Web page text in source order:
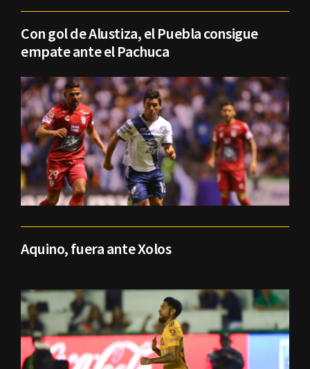
Con gol de Alustiza, el Puebla consigue
empate ante el Pachuca
Aquino, fuera ante Xolos